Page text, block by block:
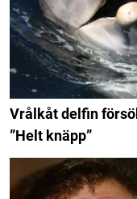
Vrålkåt delfin
”Helt knäpp”